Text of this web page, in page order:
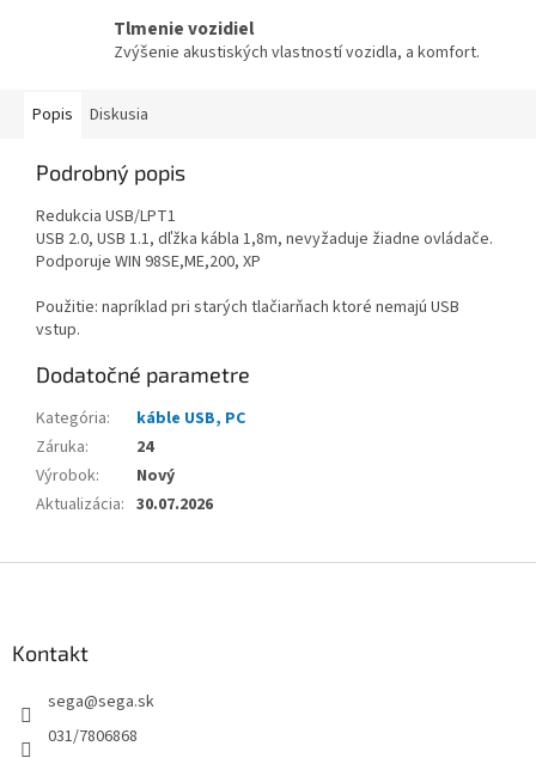
Tlmenie vozidiel
Zvýšenie akustiských vlastností vozidla, a komfort.
Popis Diskusia
Podrobný popis
Redukcia USB/LPT1
USB 2.0, USB 1.1, dľžka kábla 1,8m, nevyžaduje žiadne ovládače.
Podporuje WIN 98SE,ME,200, XP
Použitie: napríklad pri starých tlačiarňach ktoré nemajú USB
vstup.
Dodatočné parametre
Kategória:
káble USB, PC
Záruka:
24
Výrobok:
Nový
Aktualizácia: 30.07.2026
Kontakt
sega@sega.sk
031/7806868